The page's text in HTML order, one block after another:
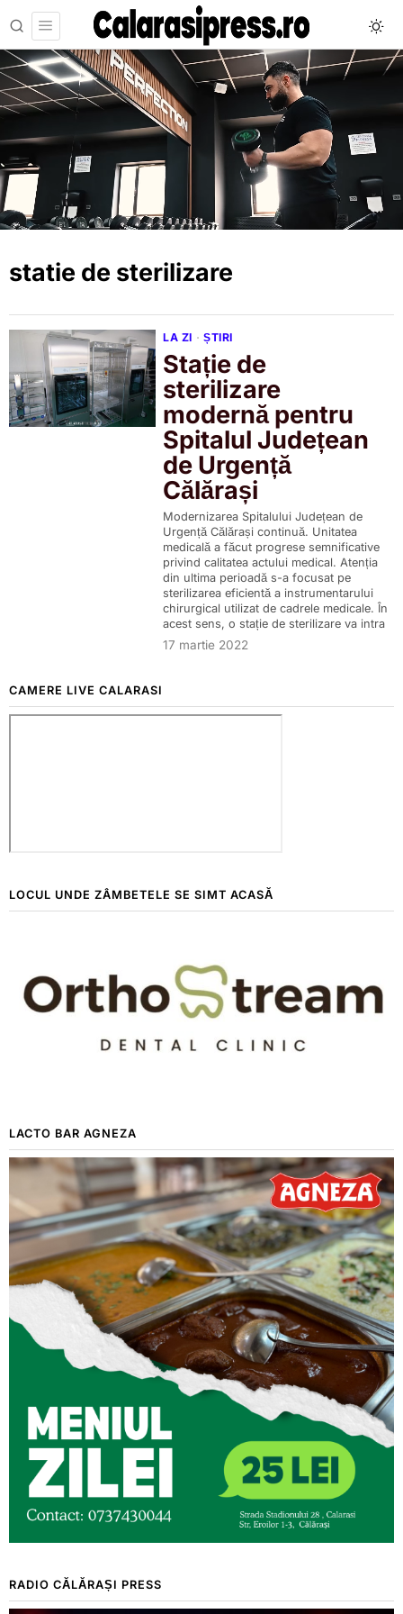
statie de sterilizare
LA ZI · ȘTIRI
Stație de
sterilizare
modernă pentru
Spitalul Județean
de Urgență
Călărași
Modernizarea Spitalului Județean de
Urgență Călărași continuă. Unitatea
medicală a făcut progrese semnificative
privind calitatea actului medical. Atenția
din ultima perioadă s-a focusat pe
sterilizarea eficientă a instrumentarului
chirurgical utilizat de cadrele medicale. În
acest sens, o stație de sterilizare va intra
17 martie 2022
CAMERE LIVE CALARASI
LOCUL UNDE ZÂMBETELE SE SIMT ACASĂ
LACTO BAR AGNEZA
RADIO CĂLĂRAȘI PRESS